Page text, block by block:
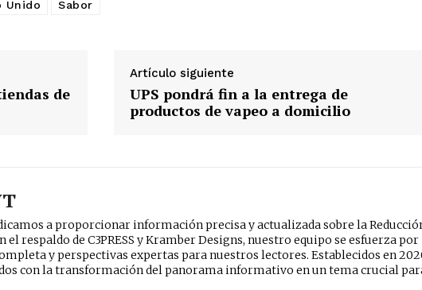
Unido Sabor
de
Artículo siguiente
UPS pondrá fin a la entrega de
productos de vapeo a domicilio
a proporcionar información precisa y actualizada sobre la
el respaldo de C3PRESS y Kramber Designs, nuestro equipo se esfuerza por
y perspectivas expertas para nuestros lectores. Establecidos en
con la transformación del panorama informativo en un tema crucial